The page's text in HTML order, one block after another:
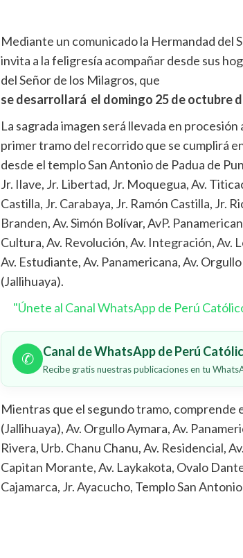
Mediante un comunicado la Hermandad del
invita a la feligresía acompañar desde sus
del Señor de los Milagros, que
se desarrollará el domingo 25 de octubre
La sagrada imagen será llevada en
primer tramo del recorrido que se cumplirá
desde el templo San Antonio de Padua de
Jr. Ilave, Jr. Libertad, Jr. Moquegua, Av.
Castilla, Jr. Carabaya, Jr. Ramón Castilla, Jr.
Branden, Av. Simón Bolívar, AvP.
Cultura, Av. Revolución, Av. Integración, Av.
Av. Estudiante, Av. Panamericana, Av.
(Jallihuaya).
"Únete al Canal WhatsApp de Perú
✆ Canal de WhatsApp de Perú
Recibe gratis nuestras publicaciones en tu
Mientras que el segundo tramo, comprende
(Jallihuaya), Av. Orgullo Aymara, Av.
Rivera, Urb. Chanu Chanu, Av. Residencial,
Capitan Morante, Av. Laykakota, Ovalo
Cajamarca, Jr. Ayacucho, Templo San